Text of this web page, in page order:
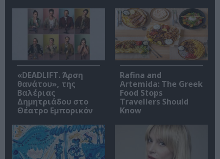
«DEADLIFT. Άρση
θανάτου», της
Βαλέριας
Δημητριάδου στο
Θέατρο Εμπορικόν
Rafina and
Artemida: The Greek
Food Stops
Travellers Should
Know